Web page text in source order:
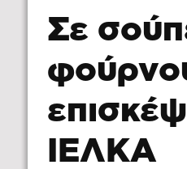
Σε
ΙΕΛΚΑ